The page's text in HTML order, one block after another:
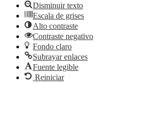
Disminuir texto
Escala de grises
Alto contraste
Contraste negativo
Fondo claro
Subrayar enlaces
Fuente legible
Reiniciar